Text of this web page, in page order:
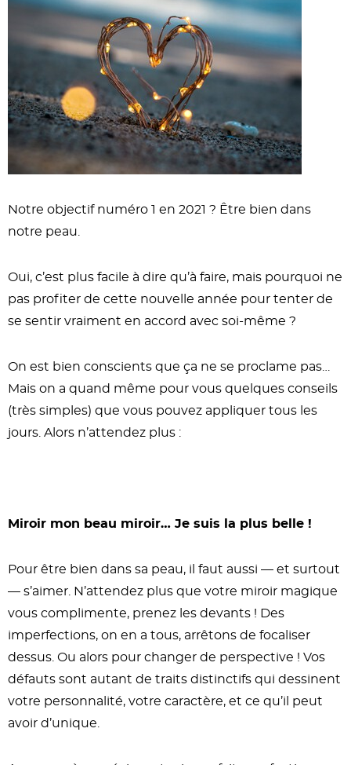
Notre objectif numéro 1 en 2021 ? Être bien dans
notre peau.
Oui, c’est plus facile à dire qu’à faire, mais pourquoi ne
pas profiter de cette nouvelle année pour tenter de
se sentir vraiment en accord avec soi-même ?
On est bien conscients que ça ne se proclame pas…
Mais on a quand même pour vous quelques conseils
(très simples) que vous pouvez appliquer tous les
jours. Alors n’attendez plus :
Miroir mon beau miroir… Je suis la plus belle !
Pour être bien dans sa peau, il faut aussi — et surtout
— s’aimer. N’attendez plus que votre miroir magique
vous complimente, prenez les devants ! Des
imperfections, on en a tous, arrêtons de focaliser
dessus. Ou alors pour changer de perspective ! Vos
défauts sont autant de traits distinctifs qui dessinent
votre personnalité, votre caractère, et ce qu’il peut
avoir d’unique.